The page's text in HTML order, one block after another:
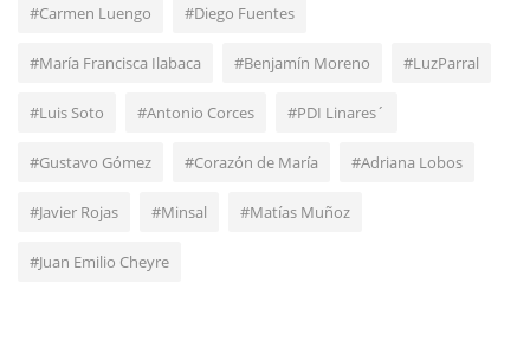
#Carmen Luengo #Diego Fuentes
#María Francisca Ilabaca #Benjamín Moreno #LuzParral
#Luis Soto #Antonio Corces #PDI Linares´
#Gustavo Gómez #Corazón de María #Adriana Lobos
#Javier Rojas #Minsal #Matías Muñoz
#Juan Emilio Cheyre